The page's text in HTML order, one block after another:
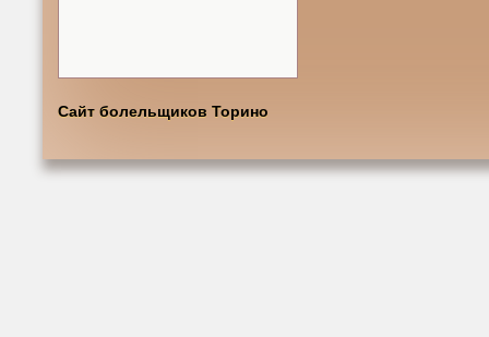
Сайт болельщиков Торино